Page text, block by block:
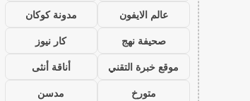
عالم الايفون
مدونة كوكان
صحيفة نهج
كار نيوز
موقع خبرة التقني
أناقة أنثى
متورخ
مدسن